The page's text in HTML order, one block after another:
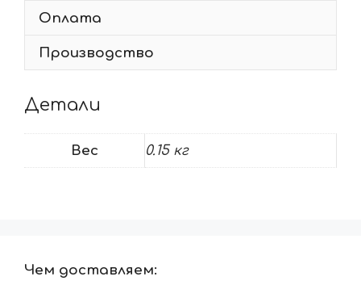
Оплата
Производство
Детали
Вес 0.15 кг
Чем доставляем: